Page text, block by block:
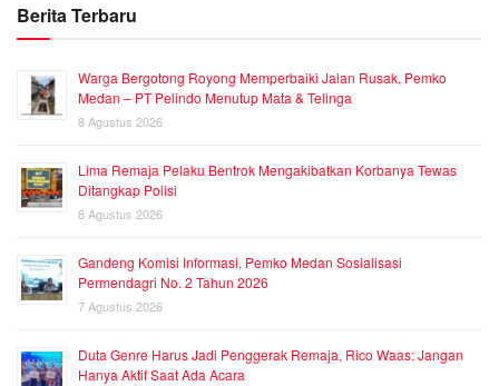
Berita Terbaru
Warga Bergotong Royong Memperbaiki Jalan Rusak, Pemko
Medan – PT Pelindo Menutup Mata & Telinga
8 Agustus 2026
Lima Remaja Pelaku Bentrok Mengakibatkan Korbanya Tewas
Ditangkap Polisi
8 Agustus 2026
Gandeng Komisi Informasi, Pemko Medan Sosialisasi
Permendagri No. 2 Tahun 2026
7 Agustus 2026
Duta Genre Harus Jadi Penggerak Remaja, Rico Waas: Jangan
Hanya Aktif Saat Ada Acara